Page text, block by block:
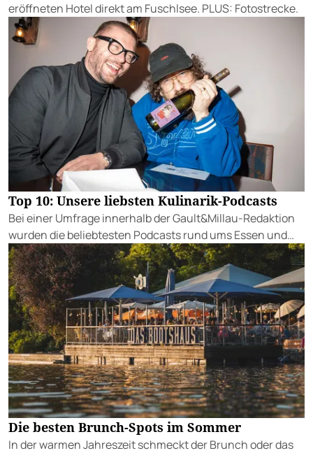
eröffneten Hotel direkt am Fuschlsee. PLUS: Fotostrecke.
Top 10: Unsere liebsten Kulinarik-Podcasts
Bei einer Umfrage innerhalb der Gault&Millau-Redaktion
wurden die beliebtesten Podcasts rund ums Essen und
Trinken ermittelt.
Die besten Brunch-Spots im Sommer
In der warmen Jahreszeit schmeckt der Brunch oder das